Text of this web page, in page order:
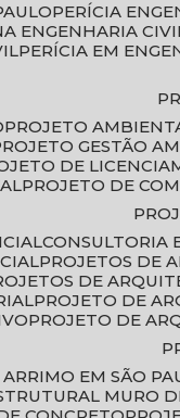
PERÍCIA
ENGENHARIA
PERÍCIA EM
PROJETO
PROJETO GESTÃO
DE
PROJETO DE
PROJETOS DE
DE
PROJETO DE
PROJETO DE
EM SÃO
MURO